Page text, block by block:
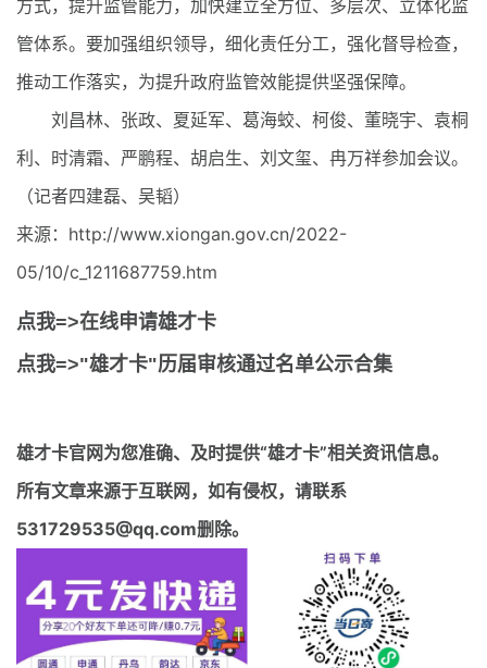
方式，提升监管能力，加快建立全方位、多层次、立体化监
管体系。要加强组织领导，细化责任分工，强化督导检查，
推动工作落实，为提升政府监管效能提供坚强保障。
刘昌林、张政、夏延军、葛海蛟、柯俊、董晓宇、袁桐
利、时清霜、严鹏程、胡启生、刘文玺、冉万祥参加会议。
（记者四建磊、吴韬）
来源：http://www.xiongan.gov.cn/2022-
05/10/c_1211687759.htm
点我=>在线申请雄才卡
点我=>"雄才卡"历届审核通过名单公示合集
雄才卡官网为您准确、及时提供“雄才卡”相关资讯信息。
所有文章来源于互联网，如有侵权，请联系
531729535@qq.com删除。